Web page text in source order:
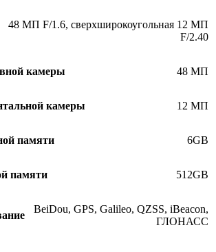
48 МП F/1.6, сверхширокоугольная 12 МП
F/2.40
камеры 48 МП
камеры 12 МП
памяти 6GB
памяти 512GB
BeiDou, GPS, Galileo, QZSS, iBeacon,
ГЛОНАСС